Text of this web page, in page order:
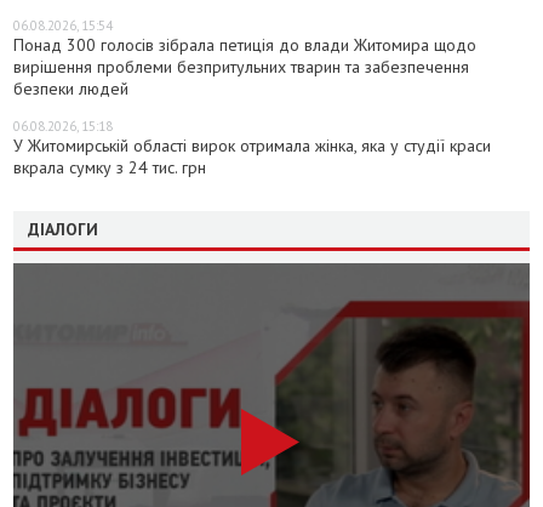
06.08.2026, 15:54
Понад 300 голосів зібрала петиція до влади Житомира щодо
вирішення проблеми безпритульних тварин та забезпечення
безпеки людей
06.08.2026, 15:18
У Житомирській області вирок отримала жінка, яка у студії краси
вкрала сумку з 24 тис. грн
ДІАЛОГИ